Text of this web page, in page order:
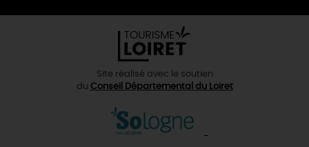
Site réalisé avec le soutien
du Conseil Départemental du Loiret